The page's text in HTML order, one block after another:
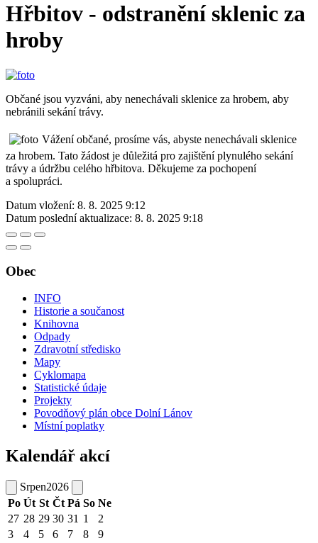
Hřbitov - odstranění sklenic za
hroby
Občané jsou vyzváni, aby nenechávali sklenice za hrobem, aby
nebránili sekání trávy.
Vážení občané, prosíme vás, abyste nenechávali sklenice
za hrobem. Tato žádost je důležitá pro zajištění plynulého sekání
trávy a údržbu celého hřbitova. Děkujeme za pochopení
a spolupráci.
Datum vložení: 8. 8. 2025 9:12
Datum poslední aktualizace: 8. 8. 2025 9:18
Obec
INFO
Historie a součanost
Knihovna
Odpady
Zdravotní středisko
Mapy
Cyklomapa
Statistické údaje
Projekty
Povodňový plán obce Dolní Lánov
Místní poplatky
Kalendář akcí
Srpen2026
Po Út St Čt Pá So Ne
27 28 29 30 31 1
2
3
4 5 6 7 8
9